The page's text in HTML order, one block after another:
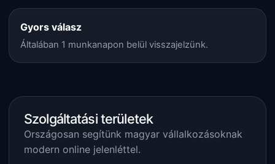
Gyors válasz
Általában 1 munkanapon belül visszajelzünk.
Szolgáltatási területek
Országosan segítünk magyar vállalkozásoknak
modern online jelenléttel.